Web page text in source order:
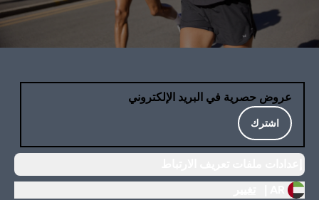
عروض حصرية في البريد الإلكتروني
اشترك